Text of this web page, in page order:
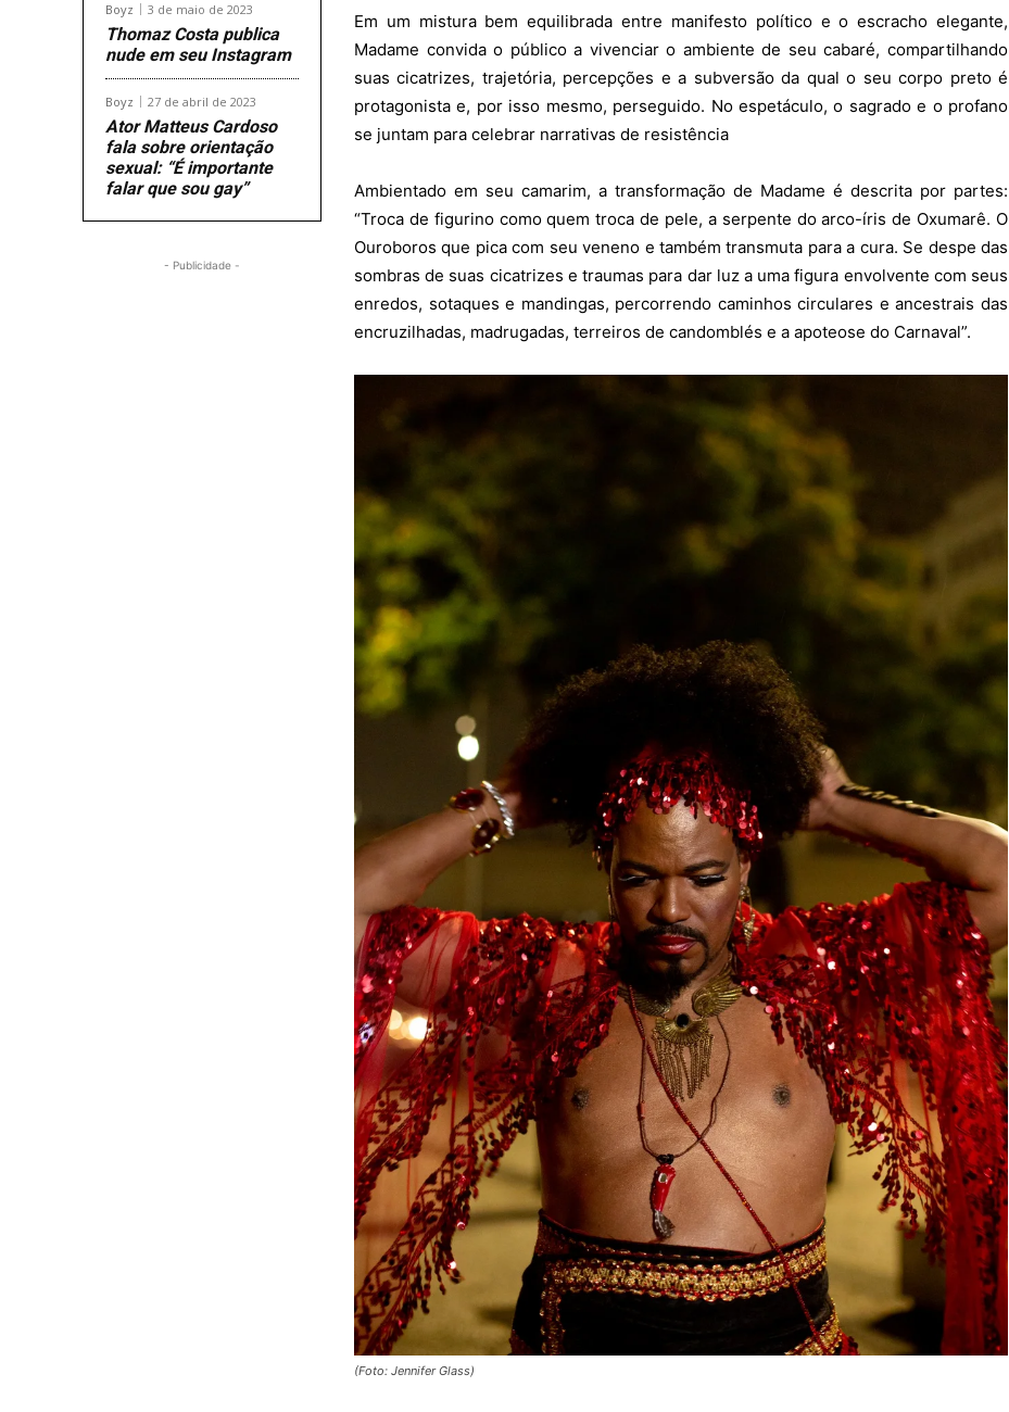
Boyz 3 de maio de 2023
Thomaz Costa publica
nude em seu Instagram
Boyz 27 de abril de 2023
Ator Matteus Cardoso
fala sobre orientação
sexual: “É importante
falar que sou gay”
- Publicidade -
Em um mistura bem equilibrada entre manifesto político e o escracho elegante,
Madame convida o público a vivenciar o ambiente de seu cabaré, compartilhando
suas cicatrizes, trajetória, percepções e a subversão da qual o seu corpo preto é
protagonista e, por isso mesmo, perseguido. No espetáculo, o sagrado e o profano
se juntam para celebrar narrativas de resistência
Ambientado em seu camarim, a transformação de Madame é descrita por partes:
“Troca de figurino como quem troca de pele, a serpente do arco-íris de Oxumarê. O
Ouroboros que pica com seu veneno e também transmuta para a cura. Se despe das
sombras de suas cicatrizes e traumas para dar luz a uma figura envolvente com seus
enredos, sotaques e mandingas, percorrendo caminhos circulares e ancestrais das
encruzilhadas, madrugadas, terreiros de candomblés e a apoteose do Carnaval”.
(Foto: Jennifer Glass)